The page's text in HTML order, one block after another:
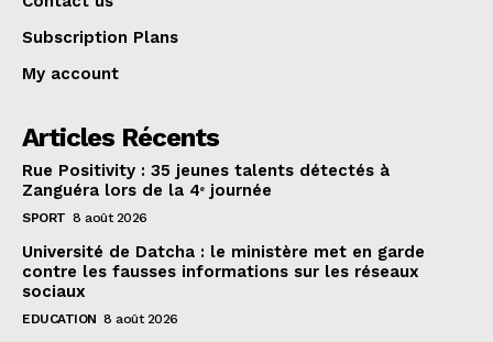
Subscription Plans
My account
Articles Récents
Rue Positivity : 35 jeunes talents détectés à
Zanguéra lors de la 4ᵉ journée
SPORT 8 août 2026
Université de Datcha : le ministère met en garde
contre les fausses informations sur les réseaux
sociaux
EDUCATION 8 août 2026